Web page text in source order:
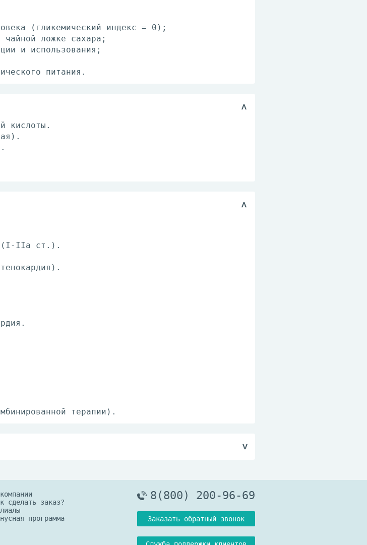
(гликемический индекс = 0);
чайной ложке сахара;
и использования;
питания.
кислоты.
(I-IIa ст.).
терапии).
сделать заказ?
программа
8(800) 200-96-69
Заказать обратный звонок